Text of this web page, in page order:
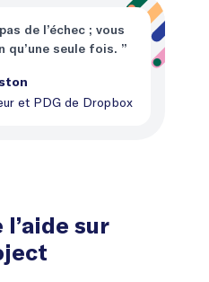
de l’échec ; vous
qu’une seule fois. ”
et PDG de Dropbox
l’aide sur